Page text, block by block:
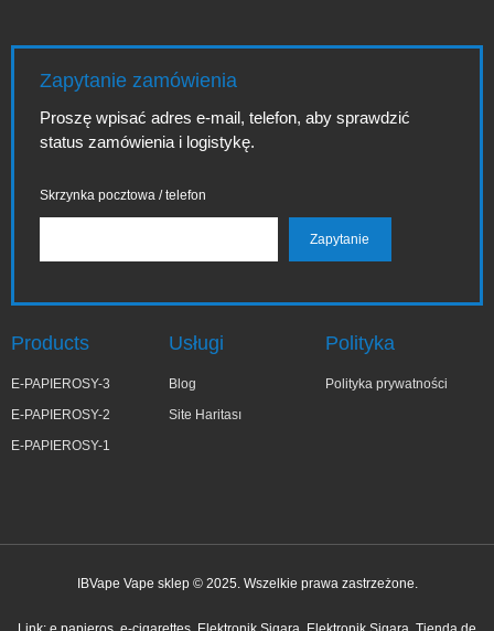
Zapytanie zamówienia
Proszę wpisać adres e-mail, telefon, aby sprawdzić
status zamówienia i logistykę.
Skrzynka pocztowa / telefon
Products
E-PAPIEROSY-3
E-PAPIEROSY-2
E-PAPIEROSY-1
Usługi
Blog
Site Haritası
Polityka
Polityka prywatności
IBVape Vape sklep © 2025. Wszelkie prawa zastrzeżone.